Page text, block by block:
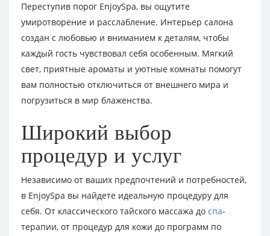
Переступив порог EnjoySpa, вы ощутите
умиротворение и расслабление. Интерьер салона
создан с любовью и вниманием к деталям, чтобы
каждый гость чувствовал себя особенным. Мягкий
свет, приятные ароматы и уютные комнаты помогут
вам полностью отключиться от внешнего мира и
погрузиться в мир блаженства.
Широкий выбор
процедур и услуг
Независимо от ваших предпочтений и потребностей,
в EnjoySpa вы найдете идеальную процедуру для
себя. От классического тайского массажа до спа-
терапии, от процедур для кожи до программ по